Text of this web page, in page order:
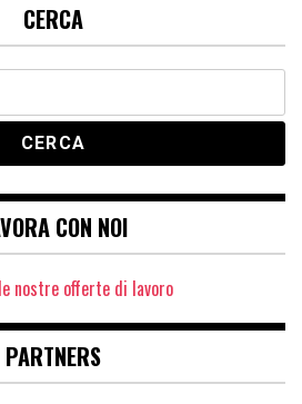
CERCA
CON NOI
nostre offerte di lavoro
PARTNERS